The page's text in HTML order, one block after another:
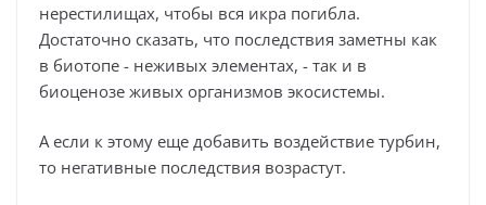
нерестилищах, чтобы вся икра погибла.
Достаточно сказать, что последствия заметны как
в биотопе - неживых элементах, - так и в
биоценозе живых организмов экосистемы.
А если к этому еще добавить воздействие турбин,
то негативные последствия возрастут.